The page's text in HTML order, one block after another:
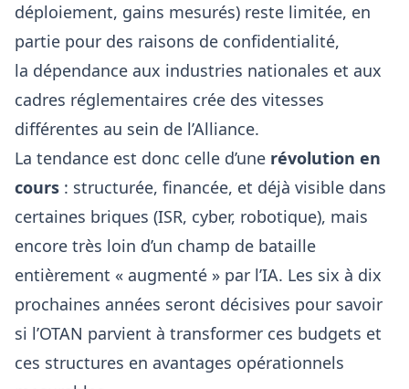
déploiement, gains mesurés) reste limitée, en
partie pour des raisons de confidentialité,
la dépendance aux industries nationales et aux
cadres réglementaires crée des vitesses
différentes au sein de l’Alliance.
La tendance est donc celle d’une révolution en
cours : structurée, financée, et déjà visible dans
certaines briques (ISR, cyber, robotique), mais
encore très loin d’un champ de bataille
entièrement « augmenté » par l’IA. Les six à dix
prochaines années seront décisives pour savoir
si l’OTAN parvient à transformer ces budgets et
ces structures en avantages opérationnels